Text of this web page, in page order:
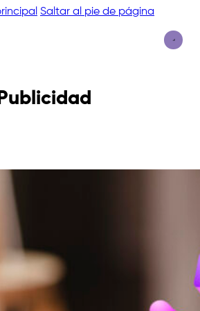
Saltar al pie de página
Publicidad